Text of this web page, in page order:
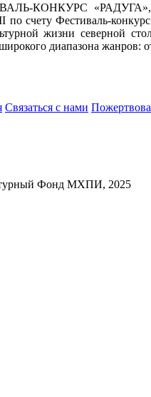
«РАДУГА»,
счету Фестиваль-
жизни северной
диапазона
Связаться с нами
Фонд МХПИ, 2025